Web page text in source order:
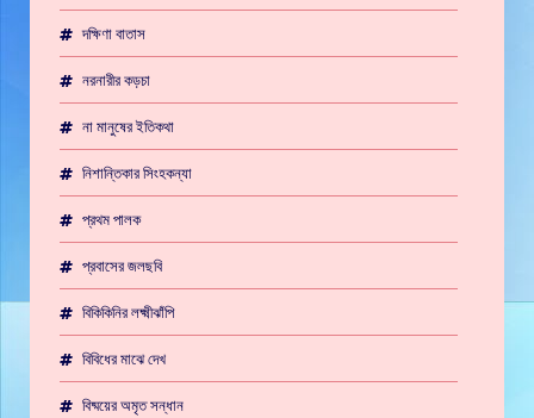
দক্ষিণা বাতাস
নরনারীর কড়চা
না মানুষের ইতিকথা
নিশান্তিকার সিংহকন্যা
প্রথম পালক
প্রবাসের জলছবি
বিকিকিনির লক্ষ্মীঝাঁপি
বিবিধের মাঝে দেখ
বিষ্ময়ের অমৃত সন্ধান